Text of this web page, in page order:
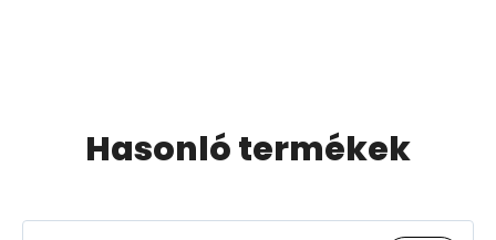
Hasonló termékek